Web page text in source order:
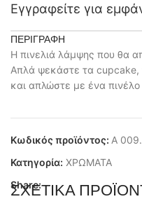
Εγγραφείτε για
ΠΕΡΙΓΡΑΦΉ
Η πινελιά λάμψης που θα
Απλά ψεκάστε τα cupcake,
και απλώστε με ένα
Κωδικός προϊόντος: Α
Κατηγορία: ΧΡΩΜΑΤΑ
Share:
ΣΧΕΤΙΚΆ